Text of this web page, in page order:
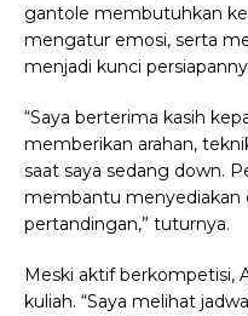
gantole membutuhkan
mengatur emosi, serta
menjadi kunci
“Saya berterima kasih
memberikan arahan,
saat saya sedang down.
membantu menyediakan
pertandingan,” tuturnya.
Meski aktif berkompetisi,
kuliah. “Saya melihat